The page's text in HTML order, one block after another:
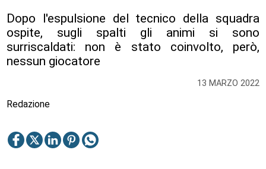
13 MARZO 2022
Dopo l'espulsione del tecnico della squadra
ospite, sugli spalti gli animi si sono
surriscaldati: non è stato coinvolto, però,
nessun giocatore
Redazione